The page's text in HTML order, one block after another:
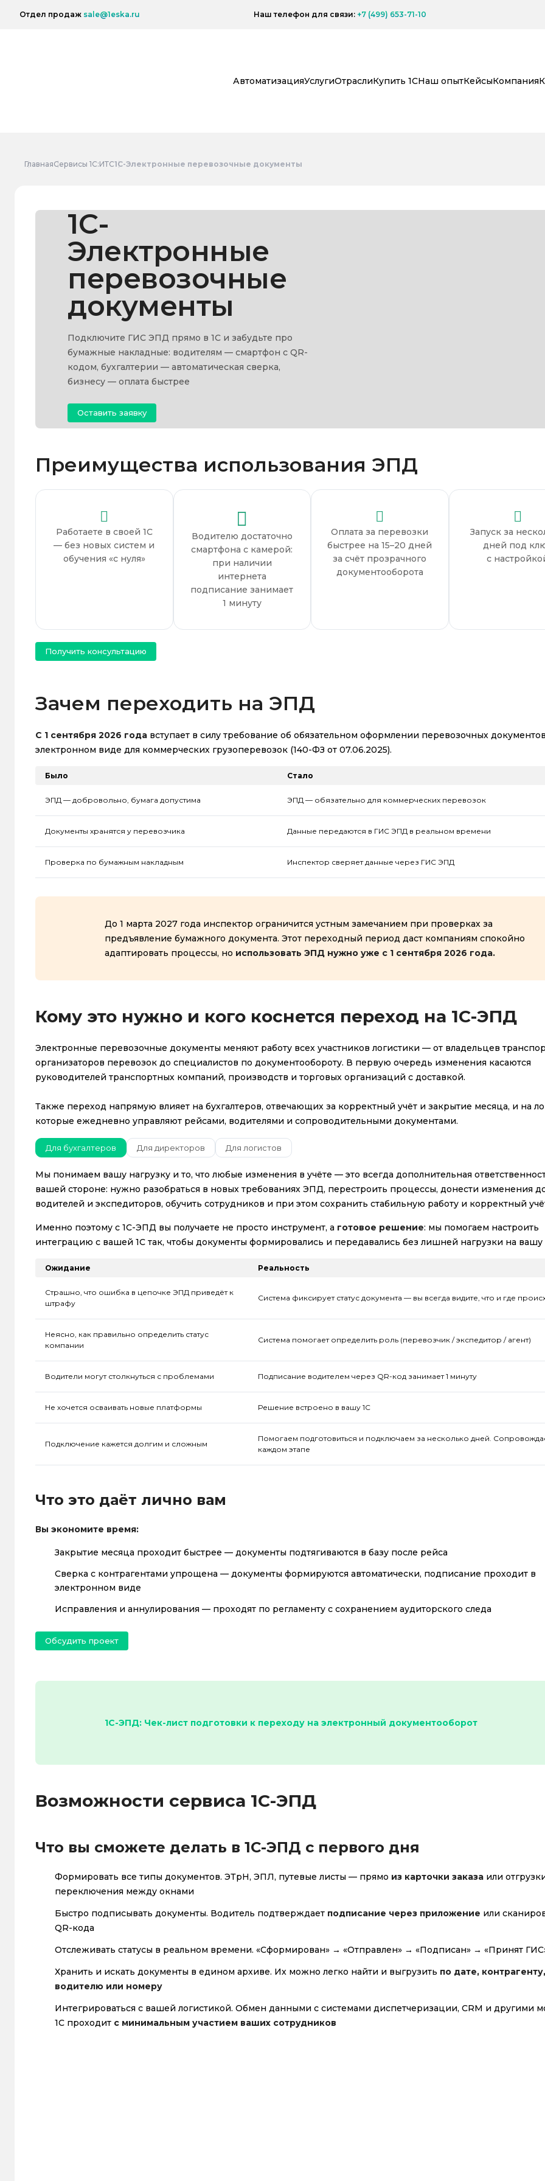
Отдел продаж sale@1eska.ru Наш телефон для связи: +7 (499) 653-71-10
АвтоматизацияУслугиОтраслиКупить 1СНаш опытКейсыКомпания
ГлавнаяСервисы 1С:ИТС1С-Электронные перевозочные документы
1С-
Электронные
перевозочные
документы
Подключите ГИС ЭПД прямо в 1С и забудьте про
бумажные накладные: водителям — смартфон с QR-
кодом, бухгалтерии — автоматическая сверка,
бизнесу — оплата быстрее
Оставить заявку
Преимущества использования ЭПД
Работаете в своей 1С
—без новых систем и
обучения «с нуля»
Водителю достаточно
смартфона с камерой:
при наличии
интернета
подписание занимает
1 минуту
Оплата за перевозки
быстрее на 15–20 дней
за счёт прозрачного
документооборота
Запуск за
дней под
с
Получить консультацию
Зачем переходить на ЭПД
С 1 сентября 2026 года вступает в силу требование об обязательном оформлении перевозочных
электронном виде для коммерческих грузоперевозок (140-ФЗ от 07.06.2025).
Было Стало
ЭПД — добровольно, бумага допустима ЭПД — обязательно для коммерческих перевозок
Документы хранятся у перевозчика Данные передаются в ГИС ЭПД в реальном времени
Проверка по бумажным накладным Инспектор сверяет данные через ГИС ЭПД
До 1 марта 2027 года инспектор ограничится устным замечанием при проверках за
предъявление бумажного документа. Этот переходный период даст компаниям спокойно
адаптировать процессы, но использовать ЭПД нужно уже с 1 сентября 2026 года.
Кому это нужно и кого коснется переход на 1С-ЭПД
Электронные перевозочные документы меняют работу всех участников логистики — от владельцев
организаторов перевозок до специалистов по документообороту. В первую очередь изменения касаются
руководителей транспортных компаний, производств и торговых организаций с доставкой.
Также переход напрямую влияет на бухгалтеров, отвечающих за корректный учёт и закрытие месяца, и на
которые ежедневно управляют рейсами, водителями и сопроводительными документами.
Для бухгалтеров Для директоров Для логистов
Мы понимаем вашу нагрузку и то, что любые изменения в учёте — это всегда дополнительная
вашей стороне: нужно разобраться в новых требованиях ЭПД, перестроить процессы, донести изменения
водителей и экспедиторов, обучить сотрудников и при этом сохранить стабильную работу и корректный
Именно поэтому с 1С-ЭПД вы получаете не просто инструмент, а готовое решение: мы помогаем настроить
интеграцию с вашей 1С так, чтобы документы формировались и передавались без лишней нагрузки на вашу
Ожидание Реальность
Страшно, что ошибка в цепочке ЭПД приведёт к
штрафу
Система фиксирует статус документа — вы всегда видите, что и где
Неясно, как правильно определить статус
компании
Система помогает определить роль (перевозчик / экспедитор / агент)
Водители могут столкнуться с проблемами Подписание водителем через QR-код занимает 1 минуту
Не хочется осваивать новые платформы Решение встроено в вашу 1С
Подключение кажется долгим и сложным
Помогаем подготовиться и подключаем за несколько дней.
каждом этапе
Что это даёт лично вам
Вы экономите время:
Закрытие месяца проходит быстрее — документы подтягиваются в базу после рейса
Сверка с контрагентами упрощена — документы формируются автоматически, подписание проходит в
электронном виде
Исправления и аннулирования — проходят по регламенту с сохранением аудиторского следа
Обсудить проект
1С-ЭПД: Чек-лист подготовки к переходу на электронный документооборот
Возможности сервиса 1С-ЭПД
Что вы сможете делать в 1С-ЭПД с первого дня
Формировать все типы документов. ЭТрН, ЭПЛ, путевые листы — прямо из карточки заказа или
переключения между окнами
Быстро подписывать документы. Водитель подтверждает подписание через приложение или
QR-кода
Отслеживать статусы в реальном времени. «Сформирован» → «Отправлен» → «Подписан» → «Принят
Хранить и искать документы в едином архиве. Их можно легко найти и выгрузить по дате, контрагенту,
водителю или номеру
Интегрироваться с вашей логистикой. Обмен данными с системами диспетчеризации, CRM и другими
1С проходит с минимальным участием ваших сотрудников